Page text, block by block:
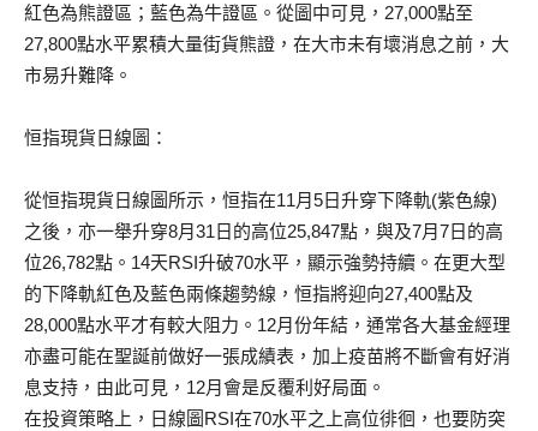
紅色為熊證區；藍色為牛證區。從圖中可見，27,000點至
27,800點水平累積大量街貨熊證，在大市未有壞消息之前，大
市易升難降。
恒指現貨日線圖：
從恒指現貨日線圖所示，恒指在11月5日升穿下降軌(紫色線)
之後，亦一舉升穿8月31日的高位25,847點，與及7月7日的高
位26,782點。14天RSI升破70水平，顯示強勢持續。在更大型
的下降軌紅色及藍色兩條趨勢線，恒指將迎向27,400點及
28,000點水平才有較大阻力。12月份年結，通常各大基金經理
亦盡可能在聖誕前做好一張成績表，加上疫苗將不斷會有好消
息支持，由此可見，12月會是反覆利好局面。
在投資策略上，日線圖RSI在70水平之上高位徘徊，也要防突